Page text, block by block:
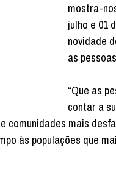
mostra-
julho e 01
novidade
as
“Que as
contar a
mais
às populações que